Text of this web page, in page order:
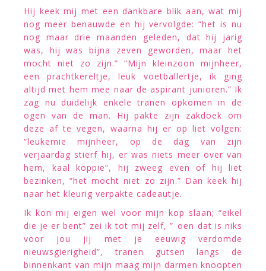
Hij keek mij met een dankbare blik aan, wat mij
nog meer benauwde en hij vervolgde: “het is nu
nog maar drie maanden geleden, dat hij jarig
was, hij was bijna zeven geworden, maar het
mocht niet zo zijn.” “Mijn kleinzoon mijnheer,
een prachtkereltje, leuk voetballertje, ik ging
altijd met hem mee naar de aspirant junioren.” Ik
zag nu duidelijk enkele tranen opkomen in de
ogen van de man. Hij pakte zijn zakdoek om
deze af te vegen, waarna hij er op liet volgen:
“leukemie mijnheer, op de dag van zijn
verjaardag stierf hij, er was niets meer over van
hem, kaal koppie”, hij zweeg even of hij liet
bezinken, “het mocht niet zo zijn.” Dan keek hij
naar het kleurig verpakte cadeautje.
Ik kon mij eigen wel voor mijn kop slaan; “eikel
die je er bent” zei ik tot mij zelf, ” oen dat is niks
voor jou jij met je eeuwig verdomde
nieuwsgierigheid”, tranen gutsen langs de
binnenkant van mijn maag mijn darmen knoopten